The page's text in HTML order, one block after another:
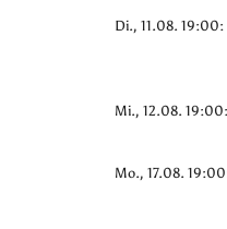
Di., 11.08. 19:00:
Mi., 12.08. 19:00:
Mo., 17.08.